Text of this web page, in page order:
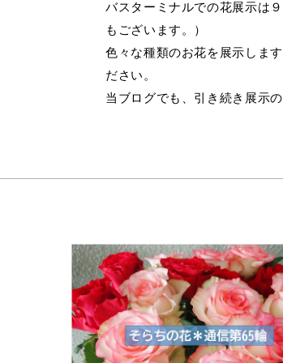
バスターミナルでの花展示は
もございます。）
色々な種類のお花を展示しま
ださい。
当ブログでも、引き続き展示